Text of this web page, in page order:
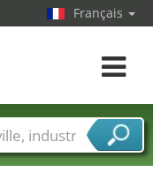
Français
Toggle
Secteurs de foire